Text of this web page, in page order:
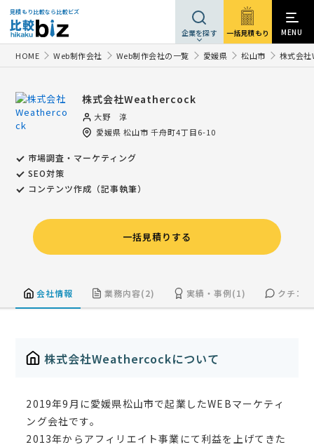
見積もり比較なら比較ビズ
企業を探す 一括見積もり MENU
HOME Web制作会社 Web制作会社の一覧 愛媛県 松山市 株式会
株式会社Weathercock
大野 淳
愛媛県 松山市 千舟町4丁目6-10
市場調査・マーケティング
SEO対策
コンテンツ作成（記事執筆）
一括見積りする
会社情報 業務内容(2) 実績・事例(1) クチコ
株式会社Weathercockについて
2019年9月に愛媛県松山市で起業したWEBマーケティ
ング会社です。
2013年からアフィリエイト事業にて利益を上げてきた